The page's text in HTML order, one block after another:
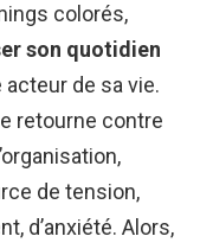
colorés,
son quotidien
acteur de sa vie.
retourne contre
de tension,
d’anxiété. Alors,